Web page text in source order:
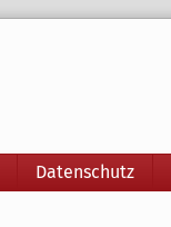
Datenschutz